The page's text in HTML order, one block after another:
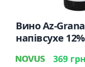
Вино Az-
напівсухе
369